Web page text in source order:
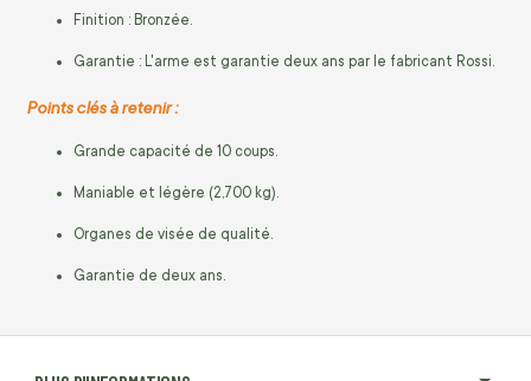
Finition : Bronzée.
Garantie : L'arme est garantie deux ans par le fabricant Rossi.
Points clés à retenir :
Grande capacité de 10 coups.
Maniable et légère (2,700 kg).
Organes de visée de qualité.
Garantie de deux ans.